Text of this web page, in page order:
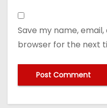
Save my name,
browser for the next